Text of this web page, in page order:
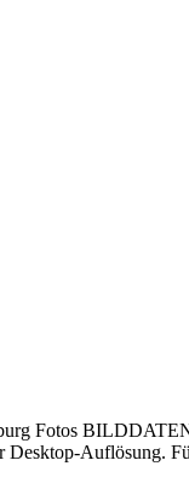
Desktop-Auflösung.